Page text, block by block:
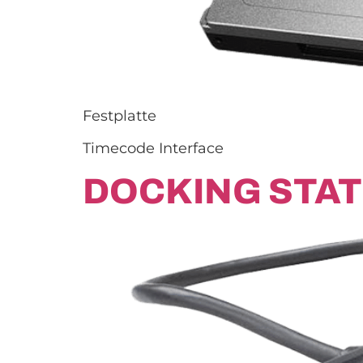
Festplatte
Timecode Interface
DOCKING